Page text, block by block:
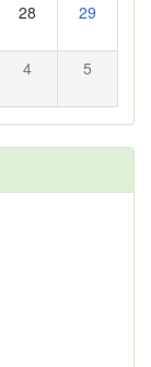
28 29
4 5